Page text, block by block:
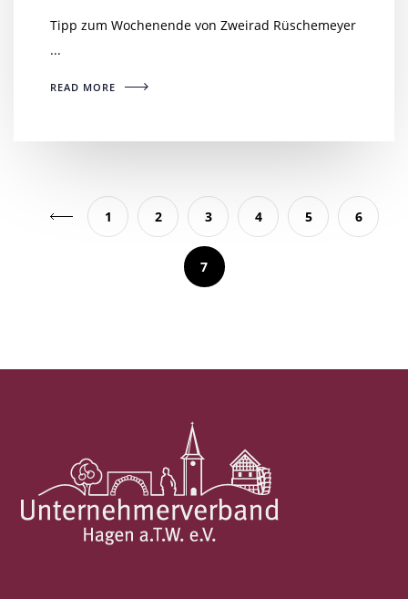
Tipp zum Wochenende von Zweirad Rüschemeyer
...
READ MORE
1 2 3 4 5 6
7